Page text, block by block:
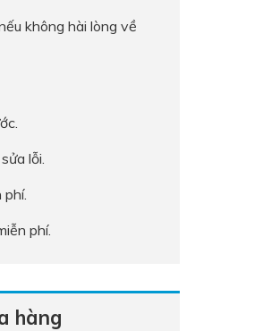
không hài lòng về
lỗi.
phí.
phí.
hàng